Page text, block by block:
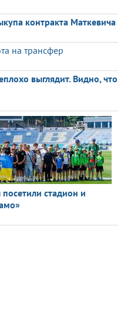
контракта Маткевича
на трансфер
выглядит. Видно, что
стадион и